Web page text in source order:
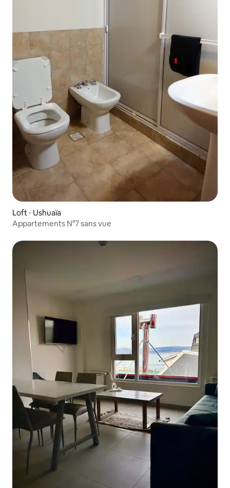
Loft ⋅ Ushuaïa
Appartements N°7 sans vue